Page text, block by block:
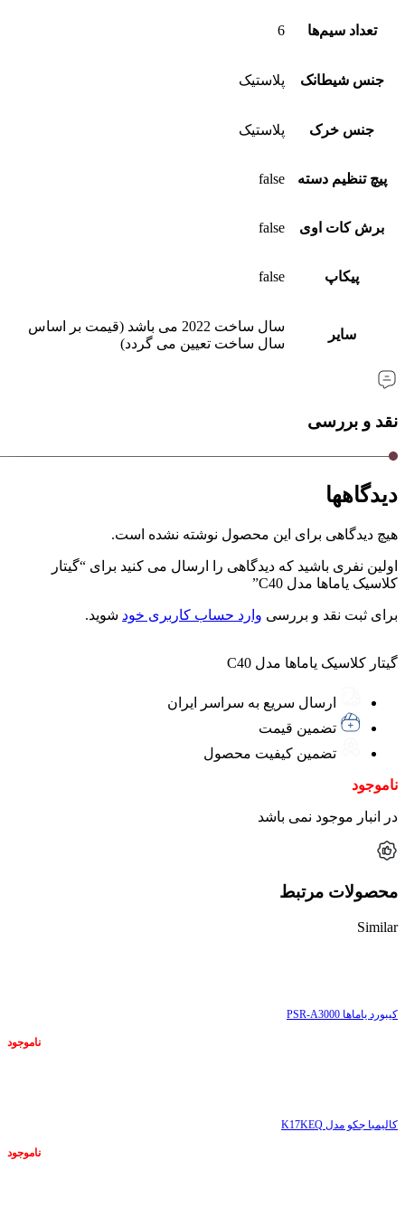
تعداد سیم‌ها 6
جنس شیطانک پلاستیک
جنس خرک پلاستیک
پیچ تنظیم دسته false
برش کات‌ اوی false
پیکاپ false
سایر
سال ساخت 2022 می باشد (قیمت بر اساس
سال ساخت تعیین می گردد)
نقد و بررسی
دیدگاهها
هیچ دیدگاهی برای این محصول نوشته نشده است.
اولین نفری باشید که دیدگاهی را ارسال می کنید برای “گیتار
کلاسیک یاماها مدل C40”
برای ثبت نقد و بررسی وارد حساب کاربری خود شوید.
گیتار کلاسیک یاماها مدل C40
ارسال سریع به سراسر ایران
تضمین قیمت
تضمین کیفیت محصول
ناموجود
در انبار موجود نمی باشد
محصولات مرتبط
Similar
کیبورد یاماها PSR-A3000
ناموجود
کالیمبا جکو مدل K17KEQ
ناموجود